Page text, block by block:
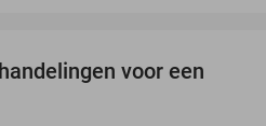
80%
voor een